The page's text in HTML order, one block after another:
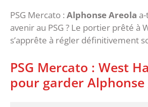
PSG Mercato : Alphonse Areola
avenir au PSG ? Le portier prêté à
s’apprête à régler définitivement
PSG Mercato : West
pour garder Alphonse